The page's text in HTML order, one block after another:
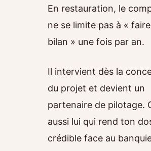
En restauration, le
ne se limite pas à «
bilan » une fois par an.
Il intervient dès la
du projet et devient un
partenaire de pilotage.
aussi lui qui rend ton
crédible face au